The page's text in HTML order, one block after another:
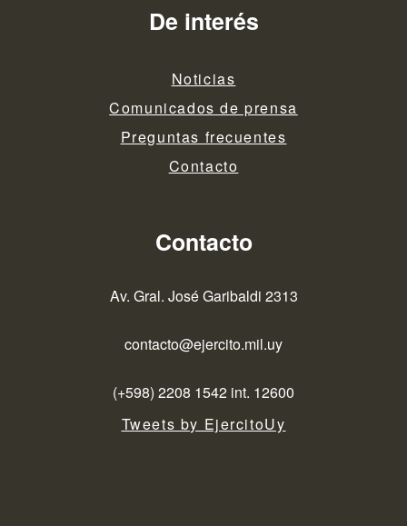
De interés
Noticias
Comunicados de prensa
Preguntas frecuentes
Contacto
Contacto
Av. Gral. José Garibaldi 2313
contacto@ejercito.mil.uy
(+598) 2208 1542 int. 12600
Tweets by EjercitoUy